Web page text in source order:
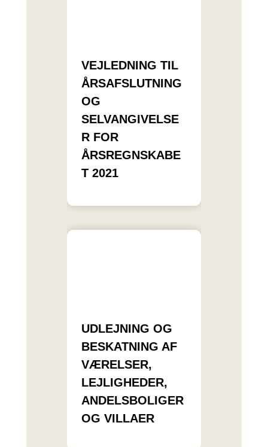
VEJLEDNING TIL
ÅRSAFSLUTNING
OG
SELVANGIVELSE
R FOR
ÅRSREGNSKABE
T 2021
UDLEJNING OG
BESKATNING AF
VÆRELSER,
LEJLIGHEDER,
ANDELSBOLIGER
OG VILLAER